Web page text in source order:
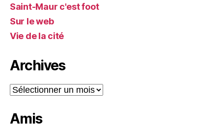
Saint-Maur c'est foot
Sur le web
Vie de la cité
Archives
Archives
Amis